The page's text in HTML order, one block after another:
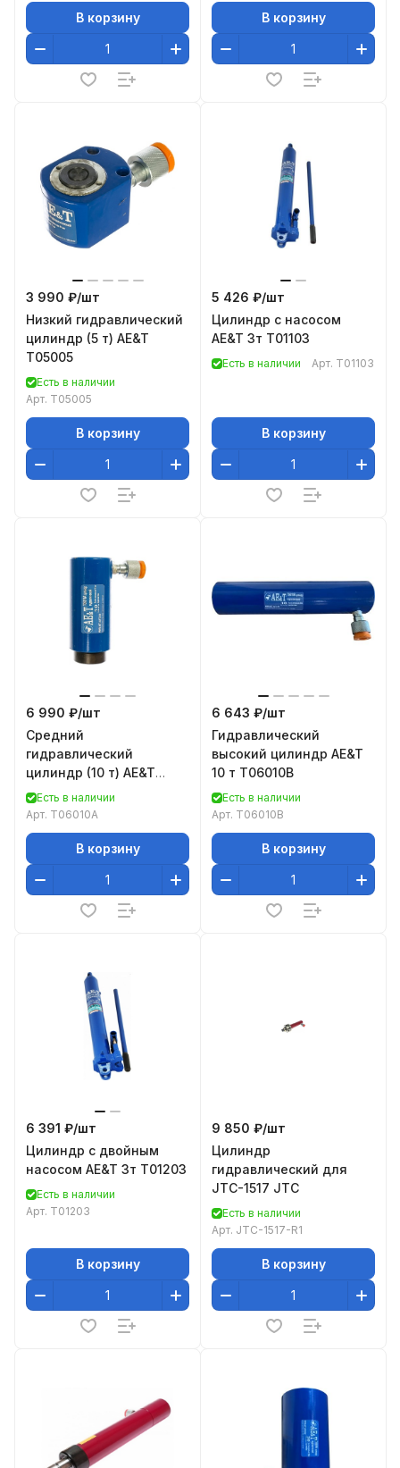
В корзину В корзину
3 990 ₽/шт
Низкий гидравлический
цилиндр (5 т) AE&T
T05005
Есть в наличии
Арт. T05005
В корзину
5 426 ₽/шт
Цилиндр с насосом
AE&T 3т T01103
Есть в наличии Арт. T01103
В корзину
6 990 ₽/шт
Средний
гидравлический
цилиндр (10 т) AE&T
T06010A
Есть в наличии
Арт. T06010A
В корзину
6 643 ₽/шт
Гидравлический
высокий цилиндр AE&T
10 т T06010B
Есть в наличии
Арт. T06010B
В корзину
6 391 ₽/шт
Цилиндр с двойным
насосом AE&T 3т T01203
Есть в наличии
Арт. T01203
В корзину
9 850 ₽/шт
Цилиндр
гидравлический для
JTC-1517 JTC
Есть в наличии
Арт. JTC-1517-R1
В корзину